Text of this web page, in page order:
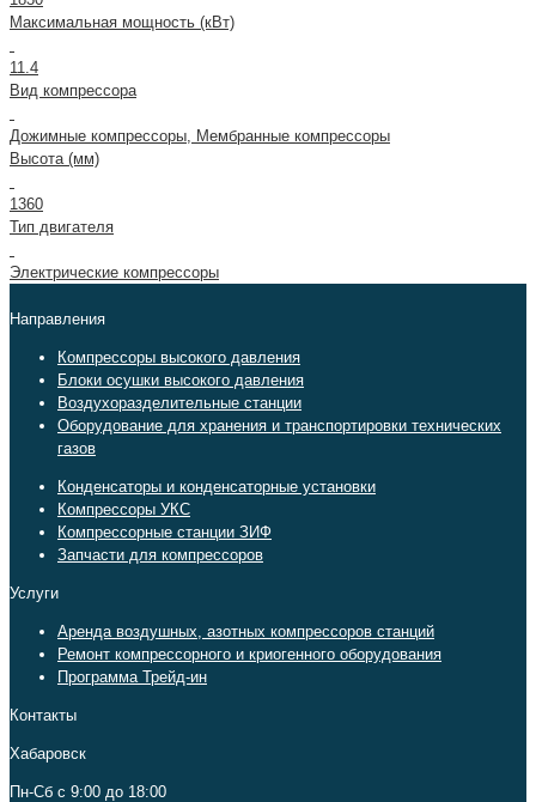
Максимальная мощность (кВт)
11.4
Вид компрессора
Дожимные компрессоры, Мембранные компрессоры
Высота (мм)
1360
Тип двигателя
Электрические компрессоры
Направления
Компрессоры высокого давления
Блоки осушки высокого давления
Воздухоразделительные станции
Оборудование для хранения и транспортировки технических
газов
Конденсаторы и конденсаторные установки
Компрессоры УКС
Компрессорные станции ЗИФ
Запчасти для компрессоров
Услуги
Аренда воздушных, азотных компрессоров станций
Ремонт компрессорного и криогенного оборудования
Программа Трейд-ин
Контакты
Хабаровск
Пн-Сб c 9:00 до 18:00